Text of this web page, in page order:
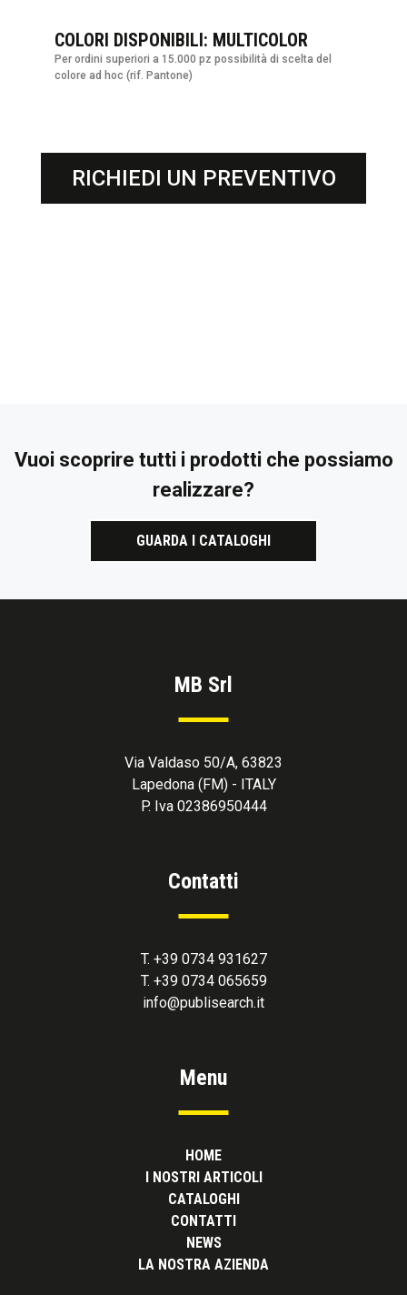
COLORI DISPONIBILI: MULTICOLOR
Per ordini superiori a 15.000 pz possibilità di scelta del
colore ad hoc (rif. Pantone)
RICHIEDI UN PREVENTIVO
Vuoi scoprire tutti i prodotti che possiamo
realizzare?
GUARDA I CATALOGHI
MB Srl
Via Valdaso 50/A, 63823
Lapedona (FM) - ITALY
P. Iva 02386950444
Contatti
T. +39 0734 931627
T. +39 0734 065659
info@publisearch.it
Menu
HOME
I NOSTRI ARTICOLI
CATALOGHI
CONTATTI
NEWS
LA NOSTRA AZIENDA